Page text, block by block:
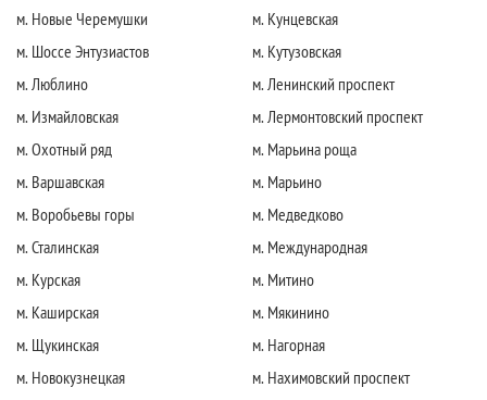
м. Новые Черемушки
м. Шоссе Энтузиастов
м. Люблино
м. Измайловская
м. Охотный ряд
м. Варшавская
м. Воробьевы горы
м. Сталинская
м. Курская
м. Каширская
м. Щукинская
м. Новокузнецкая
м. Кунцевская
м. Кутузовская
м. Ленинский проспект
м. Лермонтовский проспект
м. Марьина роща
м. Марьино
м. Медведково
м. Международная
м. Митино
м. Мякинино
м. Нагорная
м. Нахимовский проспект